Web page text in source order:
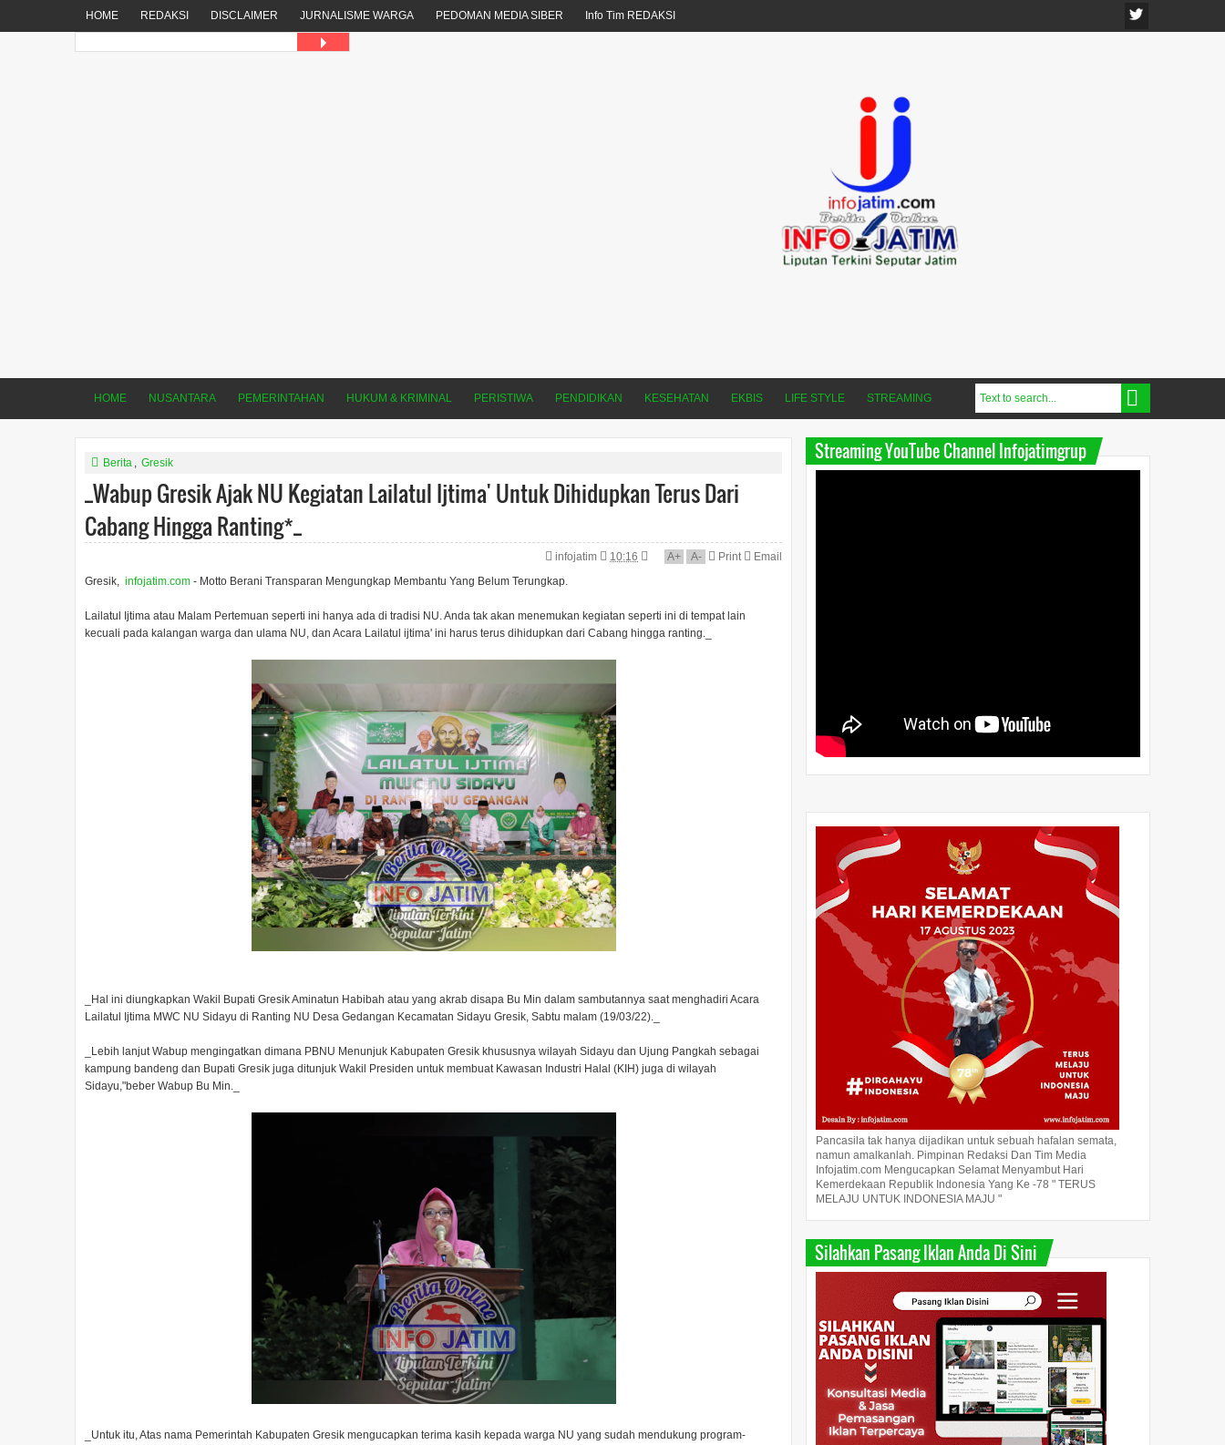
HOME REDAKSI DISCLAIMER JURNALISME WARGA PEDOMAN MEDIA SIBER Info Tim REDAKSI
HOME NUSANTARA PEMERINTAHAN HUKUM & KRIMINAL PERISTIWA PENDIDIKAN KESEHATAN EKBIS LIFE STYLE STREAMING
Berita , Gresik
_Wabup Gresik Ajak NU Kegiatan Lailatul Ijtima' Untuk Dihidupkan Terus Dari
Cabang Hingga Ranting*_
infojatim 10:16 A+ A- Print
Email
Gresik, infojatim.com - Motto Berani Transparan Mengungkap Membantu Yang Belum Terungkap.
Lailatul Ijtima atau Malam Pertemuan seperti ini hanya ada di tradisi NU. Anda tak akan menemukan kegiatan seperti ini di tempat lain
kecuali pada kalangan warga dan ulama NU, dan Acara Lailatul ijtima' ini harus terus dihidupkan dari Cabang hingga ranting._
_Hal ini diungkapkan Wakil Bupati Gresik Aminatun Habibah atau yang akrab disapa Bu Min dalam sambutannya saat menghadiri Acara
Lailatul Ijtima MWC NU Sidayu di Ranting NU Desa Gedangan Kecamatan Sidayu Gresik, Sabtu malam (19/03/22)._
_Lebih lanjut Wabup mengingatkan dimana PBNU Menunjuk Kabupaten Gresik khususnya wilayah Sidayu dan Ujung Pangkah sebagai
kampung bandeng dan Bupati Gresik juga ditunjuk Wakil Presiden untuk membuat Kawasan Industri Halal (KIH) juga di wilayah
Sidayu,"beber Wabup Bu Min._
_Untuk itu, Atas nama Pemerintah Kabupaten Gresik mengucapkan terima kasih kepada warga NU yang sudah mendukung program-
Streaming YouTube Channel Infojatimgrup
Pancasila tak hanya dijadikan untuk sebuah hafalan semata,
namun amalkanlah. Pimpinan Redaksi Dan Tim Media
Infojatim.com Mengucapkan Selamat Menyambut Hari
Kemerdekaan Republik Indonesia Yang Ke -78 " TERUS
MELAJU UNTUK INDONESIA MAJU "
Silahkan Pasang Iklan Anda Di Sini